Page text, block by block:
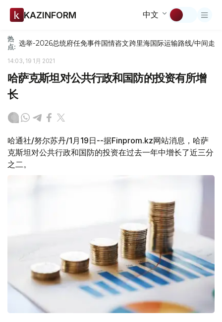
KAZINFORM 中文
热
点: 选举-2026总统府任免事件国情咨文跨里海国际运输路线/中间走廊
14:03, 19 1月 2021
哈萨克斯坦对公共行政和国防的投资有所增
长
哈通社/努尔苏丹/1月19日--据Finprom.kz网站消息，哈萨
克斯坦对公共行政和国防的投资在过去一年中增长了近三分
之二。